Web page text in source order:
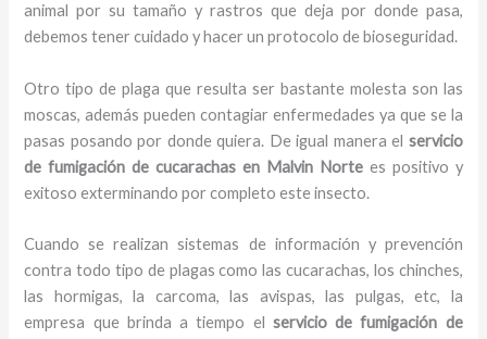
animal por su tamaño y rastros que deja por donde pasa,
debemos tener cuidado y hacer un protocolo de bioseguridad.
Otro tipo de plaga que resulta ser bastante molesta son las
moscas, además pueden contagiar enfermedades ya que se la
pasas posando por donde quiera. De igual manera el servicio
de fumigación de cucarachas en Malvin Nortees positivo y
exitoso exterminando por completo este insecto.
Cuando se realizan sistemas de información y prevención
contra todo tipo de plagas como las cucarachas, los chinches,
las hormigas, la carcoma, las avispas, las pulgas, etc, la
empresa que brinda a tiempo el servicio de fumigación de